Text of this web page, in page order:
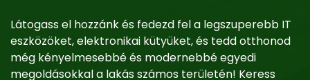
Látogass el hozzánk és fedezd fel a legszuperebb IT
eszközöket, elektronikai kütyüket, és tedd otthonod
még kényelmesebbé és modernebbé egyedi
megoldásokkal a lakás számos területén! Keress